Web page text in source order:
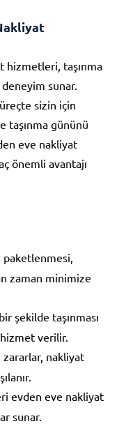
hizmetleri, taşınma
sunar.
sizin için
taşınma gününü
eve nakliyat
önemli avantajı
paketlenmesi,
zaman minimize
şekilde taşınması
verilir.
zararlar, nakliyat
evden eve nakliyat
sunar.